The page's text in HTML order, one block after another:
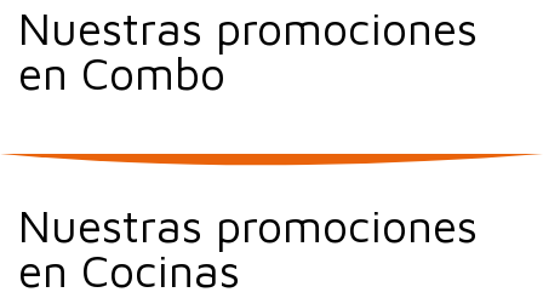
Nuestras promociones
en Combo
Nuestras promociones
en Cocinas